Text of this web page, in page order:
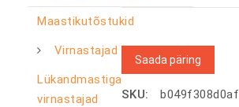
Maastikutõstukid
Virnastajad
Lükandmastiga
virnastajad
Saada päring
SKU: b049f308d0af